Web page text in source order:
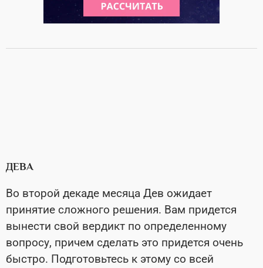
ДЕВА
Во второй декаде месяца Дев ожидает
принятие сложного решения. Вам придется
вынести свой вердикт по определенному
вопросу, причем сделать это придется очень
быстро. Подготовьтесь к этому со всей